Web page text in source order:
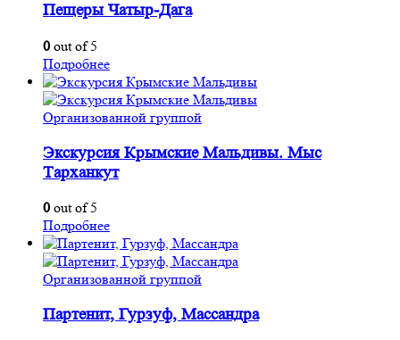
Пещеры Чатыр-Дага
0 out of 5
Подробнее
Организованной группой
Экскурсия Крымские Мальдивы. Мыс
Тарханкут
0 out of 5
Подробнее
Организованной группой
Партенит, Гурзуф, Массандра